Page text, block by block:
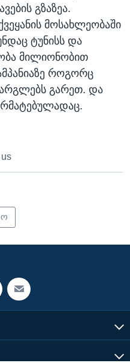
გზაზეა.
მოსახლეობაში
ტუნისს და
მილიონობით
როგორც
გარეთ. და